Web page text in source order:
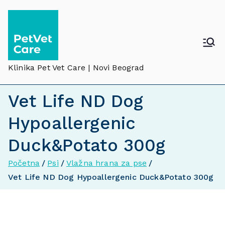
Klinika Pet Vet Care | Novi Beograd
Vet Life ND Dog
Hypoallergenic
Duck&Potato 300g
Početna Psi
Vlažna hrana za pse
Vet Life ND Dog Hypoallergenic Duck&Potato 300g